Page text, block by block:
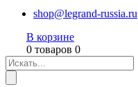
shop@legrand-russia.ru
В корзине
0 товаров 0